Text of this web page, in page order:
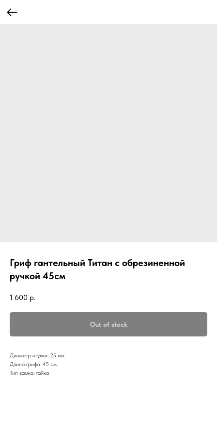
Гриф гантельный Титан с обрезиненной
ручкой 45см
1 600 р.
Out of stock
Диаметр втулки: 25 мм.
Длина грифа: 45 см.
Тип замка: гайка